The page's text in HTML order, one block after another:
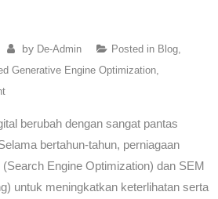
by De-Admin Posted in Blog,
Generative Engine Optimization,
berubah dengan sangat pantas
bertahun-tahun, perniagaan
Engine Optimization) dan SEM
untuk meningkatkan keterlihatan serta